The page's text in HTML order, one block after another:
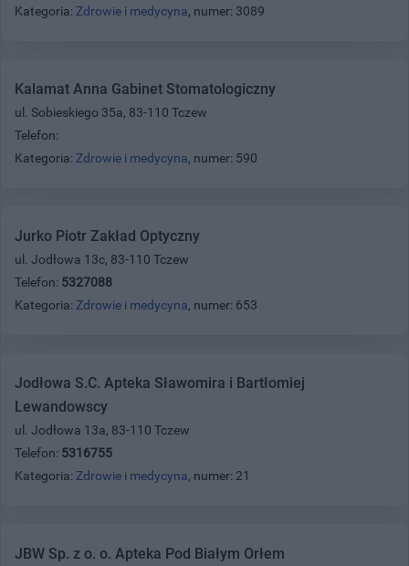
Kategoria: Zdrowie i medycyna, numer: 3089
Kalamat Anna Gabinet Stomatologiczny
ul. Sobieskiego 35a, 83-110 Tczew
Telefon:
Kategoria: Zdrowie i medycyna, numer: 590
Jurko Piotr Zakład Optyczny
ul. Jodłowa 13c, 83-110 Tczew
Telefon: 5327088
Kategoria: Zdrowie i medycyna, numer: 653
Jodłowa S.C. Apteka Sławomira i Bartłomiej
Lewandowscy
ul. Jodłowa 13a, 83-110 Tczew
Telefon: 5316755
Kategoria: Zdrowie i medycyna, numer: 21
JBW Sp. z o. o. Apteka Pod Białym Orłem